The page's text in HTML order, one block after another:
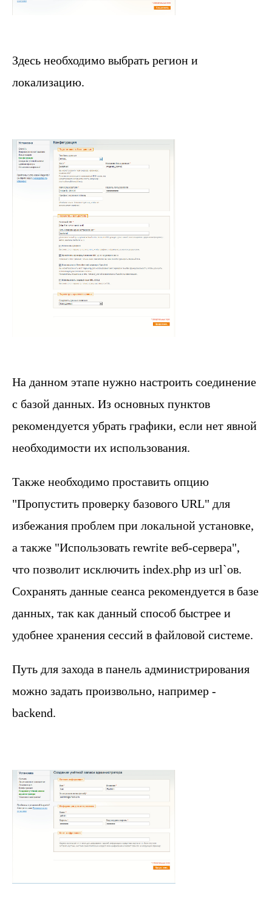
Здесь необходимо выбрать регион и
локализацию.
На данном этапе нужно настроить соединение
с базой данных. Из основных пунктов
рекомендуется убрать графики, если нет явной
необходимости их использования.
Также необходимо проставить опцию
"Пропустить проверку базового URL" для
избежания проблем при локальной установке,
а также "Использовать rewrite веб-сервера",
что позволит исключить index.php из url`ов.
Сохранять данные сеанса рекомендуется в базе
данных, так как данный способ быстрее и
удобнее хранения сессий в файловой системе.
Путь для захода в панель администрирования
можно задать произвольно, например -
backend.